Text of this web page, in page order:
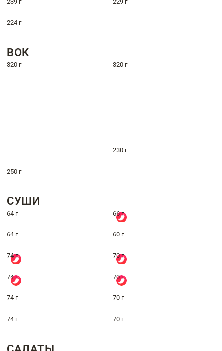
239 г 229 г
224 г
ВОК
320 г 320 г
230 г
250 г
СУШИ
64 г 66 г
64 г 60 г
74 г 70 г
74 г 70 г
74 г 70 г
74 г 70 г